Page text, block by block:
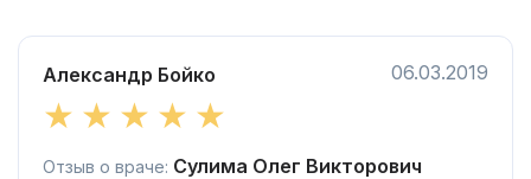
Александр Бойко 06.03.2019
Отзыв о враче: Сулима Олег Викторович